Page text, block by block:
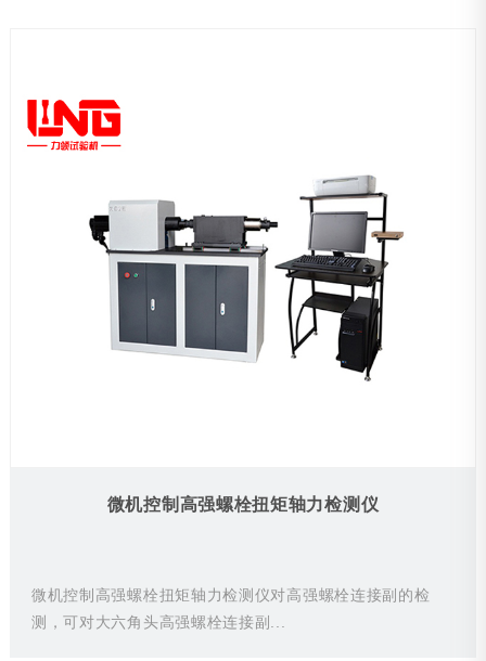
微机控制高强螺栓扭矩轴力检测仪
微机控制高强螺栓扭矩轴力检测仪对高强螺栓连接副的检
测，可对大六角头高强螺栓连接副...